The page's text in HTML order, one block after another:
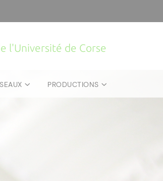
l'Université de Corse
PRODUCTIONS